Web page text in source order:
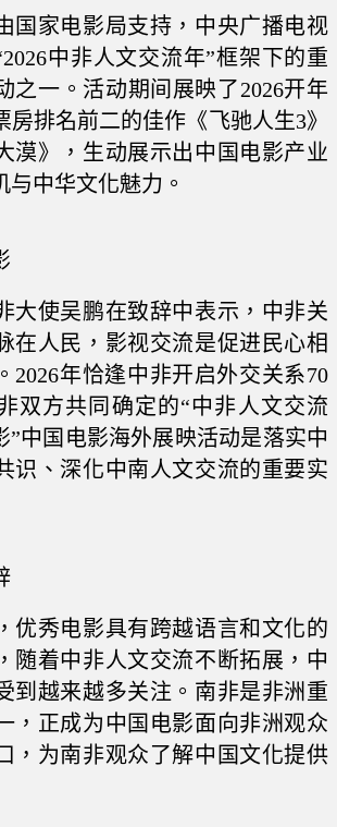
家电影局支持，中央广播电视
中非人文交流年”框架下的重
之一。活动期间展映了2026开年
房排名前二的佳作《飞驰人生3》
漠》，生动展示出中国电影产业
中华文化魅力。
使吴鹏在致辞中表示，中非关
在人民，影视交流是促进民心相
2026年恰逢中非开启外交关系70
双方共同确定的“中非人文交流
”中国电影海外展映活动是落实中
识、深化中南人文交流的重要实
秀电影具有跨越语言和文化的
随着中非人文交流不断拓展，中
到越来越多关注。南非是非洲重
，正成为中国电影面向非洲观众
，为南非观众了解中国文化提供